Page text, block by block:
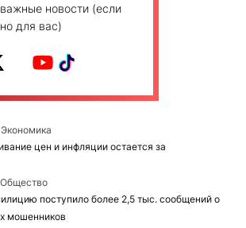
новости (если
для вас)
Экономика
цен и инфляции остается за
Общество
поступило более 2,5 тыс. сообщений о
мошенников